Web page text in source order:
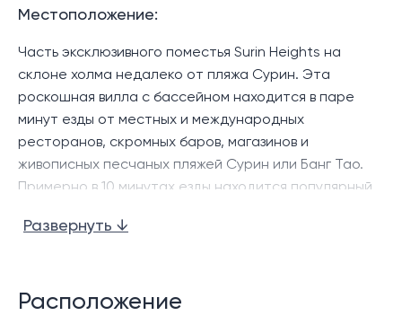
Местоположение:
Часть эксклюзивного поместья Surin Heights на
склоне холма недалеко от пляжа Сурин. Эта
роскошная вилла с бассейном находится в паре
минут езды от местных и международных
ресторанов, скромных баров, магазинов и
живописных песчаных пляжей Сурин или Банг Тао.
Примерно в 10 минутах езды находится популярный
Avenue и порт Порто-де-Пхукет. До
Развернуть ↓
Расположение